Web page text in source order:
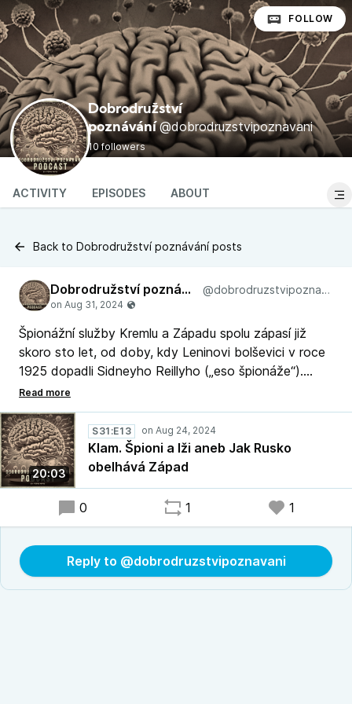
Dobrodružství
poznávání @dobrodruzstvipoznavani
10 followers
FOLLOW
ACTIVITY EPISODES ABOUT
Back to Dobrodružství poznávání posts
Dobrodružství poznávání @dobrodruzstvipoznavani
Špionážní služby Kremlu a Západu spolu zápasí již
skoro sto let, od doby, kdy Leninovi bolševici v roce
1925 dopadli Sidneyho Reillyho („eso špionáže“).
Tento stav trval i v roce 2010, jak dokazuje případ
Anny Chapmanové („rudovlásky pod postelí“),
deportované tehdy z USA.
20:03
S31:E13
Klam. Špioni a lži aneb Jak Rusko
obelhává Západ
0 1 1
Reply to @dobrodruzstvipoznavani